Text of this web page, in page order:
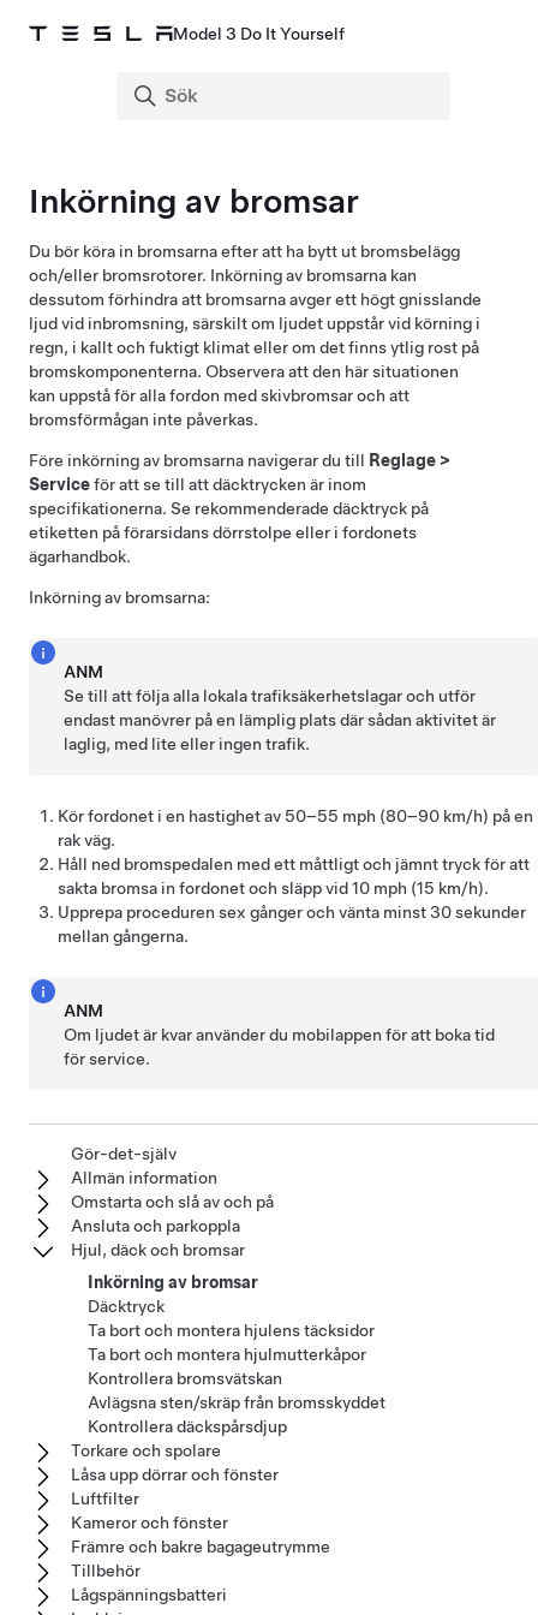
Model 3 Do It Yourself
Inkörning av bromsar
Du bör köra in bromsarna efter att ha bytt ut bromsbelägg
och/eller bromsrotorer. Inkörning av bromsarna kan
dessutom förhindra att bromsarna avger ett högt gnisslande
ljud vid inbromsning, särskilt om ljudet uppstår vid körning i
regn, i kallt och fuktigt klimat eller om det finns ytlig rost på
bromskomponenterna. Observera att den här situationen
kan uppstå för alla fordon med skivbromsar och att
bromsförmågan inte påverkas.
Före inkörning av bromsarna navigerar du till Reglage >
Serviceför att se till att däcktrycken är inom
specifikationerna. Se rekommenderade däcktryck på
etiketten på förarsidans dörrstolpe eller i fordonets
ägarhandbok.
Inkörning av bromsarna:
ANM
Se till att följa alla lokala trafiksäkerhetslagar och utför
endast manövrer på en lämplig plats där sådan aktivitet är
laglig, med lite eller ingen trafik.
Kör fordonet i en hastighet av 50–55 mph (80–90 km/h) på en
rak väg.
Håll ned bromspedalen med ett måttligt och jämnt tryck för att
sakta bromsa in fordonet och släpp vid 10 mph (15 km/h).
Upprepa proceduren sex gånger och vänta minst 30 sekunder
mellan gångerna.
ANM
Om ljudet är kvar använder du mobilappen för att boka tid
för service.
Gör-det-själv
Allmän information
Omstarta och slå av och på
Ansluta och parkoppla
Hjul, däck och bromsar
Inkörning av bromsar
Däcktryck
Ta bort och montera hjulens täcksidor
Ta bort och montera hjulmutterkåpor
Kontrollera bromsvätskan
Avlägsna sten/skräp från bromsskyddet
Kontrollera däckspårsdjup
Torkare och spolare
Låsa upp dörrar och fönster
Luftfilter
Kameror och fönster
Främre och bakre bagageutrymme
Tillbehör
Lågspänningsbatteri